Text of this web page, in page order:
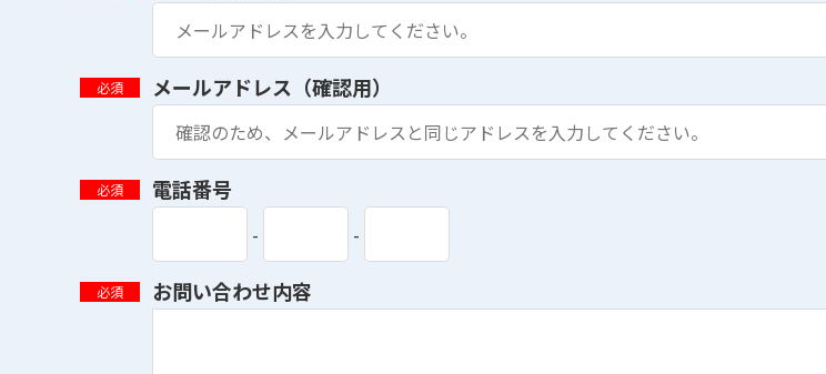
メールアドレス（確認用）
必須
電話番号
- -
必須
お問い合わせ内容
必須